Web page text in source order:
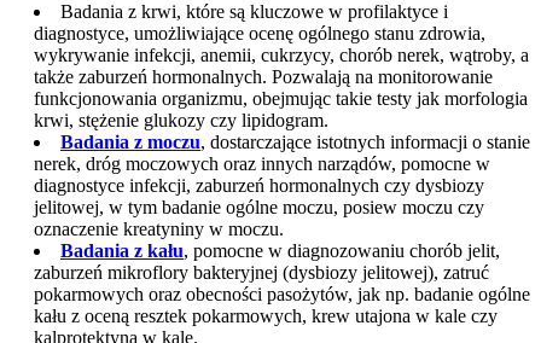
Badania z krwi, które są kluczowe w profilaktyce i
diagnostyce, umożliwiające ocenę ogólnego stanu zdrowia,
wykrywanie infekcji, anemii, cukrzycy, chorób nerek, wątroby, a
także zaburzeń hormonalnych. Pozwalają na monitorowanie
funkcjonowania organizmu, obejmując takie testy jak morfologia
krwi, stężenie glukozy czy lipidogram.
Badania z moczu, dostarczające istotnych informacji o stanie
nerek, dróg moczowych oraz innych narządów, pomocne w
diagnostyce infekcji, zaburzeń hormonalnych czy dysbiozy
jelitowej, w tym badanie ogólne moczu, posiew moczu czy
oznaczenie kreatyniny w moczu.
Badania z kału, pomocne w diagnozowaniu chorób jelit,
zaburzeń mikroflory bakteryjnej (dysbiozy jelitowej), zatruć
pokarmowych oraz obecności pasożytów, jak np. badanie ogólne
kału z oceną resztek pokarmowych, krew utajona w kale czy
kalprotektyna w kale.